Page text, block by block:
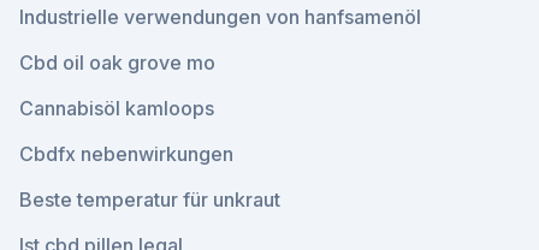
Industrielle verwendungen von hanfsamenöl
Cbd oil oak grove mo
Cannabisöl kamloops
Cbdfx nebenwirkungen
Beste temperatur für unkraut
Ist cbd pillen legal